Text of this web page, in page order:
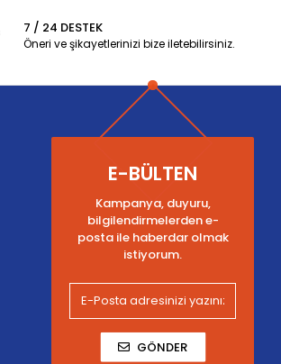
7 / 24 DESTEK
Öneri ve şikayetlerinizi bize iletebilirsiniz.
E-BÜLTEN
Kampanya, duyuru,
bilgilendirmelerden e-
posta ile haberdar olmak
istiyorum.
GÖNDER